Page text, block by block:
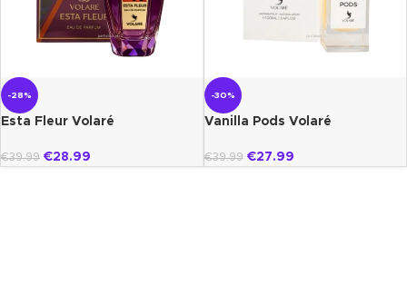
-28%
Esta Fleur Volaré
€39.99 €28.99
-30%
Vanilla Pods Volaré
€39.99 €27.99